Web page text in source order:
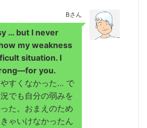
Bさん
… but I never
my weakness
situation. I
you.
すくなかった… で
でも自分の弱みを
た。おまえのため
ゃいけなかったん